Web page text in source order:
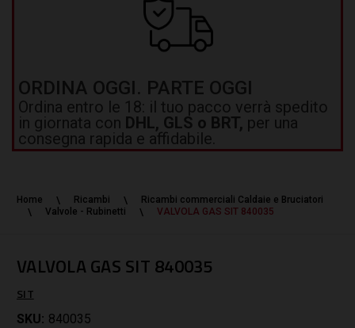
ORDINA OGGI. PARTE OGGI
Ordina entro le 18: il tuo pacco verrà spedito
in giornata con DHL, GLS o BRT, per una
consegna rapida e affidabile.
Home Ricambi
Ricambi commerciali Caldaie e Bruciatori
Valvole - Rubinetti
VALVOLA GAS SIT 840035
VALVOLA GAS SIT 840035
SIT
SKU: 840035